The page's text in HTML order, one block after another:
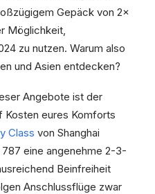
Gepäck von 2x
Möglichkeit,
zu nutzen. Warum also
und Asien entdecken?
Angebote ist der
Kosten eures Komforts
Class von Shanghai
eine angenehme 2-3-
Beinfreiheit
Anschlussflüge zwar